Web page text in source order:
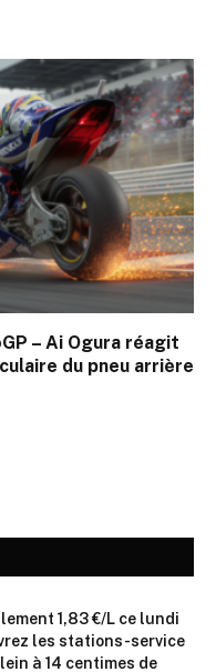
– Ai Ogura réagit
du pneu arrière
1,83 €/L ce lundi
les stations-service
à 14 centimes de